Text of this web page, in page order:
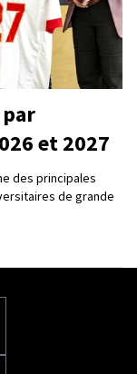
par
et 2027
des principales
de grande